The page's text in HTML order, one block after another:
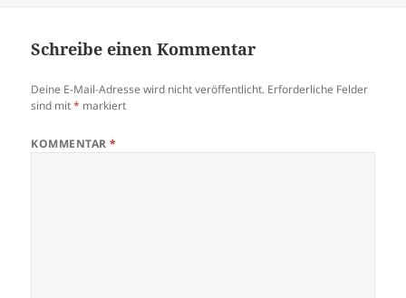
Schreibe einen Kommentar
Deine E-Mail-Adresse wird nicht veröffentlicht. Erforderliche Felder
sind mit* markiert
KOMMENTAR*